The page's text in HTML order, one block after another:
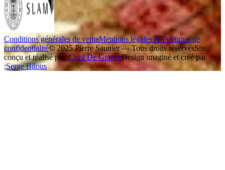
Conditions générales de venteMentions légales & Politique de
confidentialité© 2025 Pierre Saunier — Tous droits réservésSite
conçu et réalisé par :Cyril De GraeveDesign imaginé et créé par
:Serge Bilous